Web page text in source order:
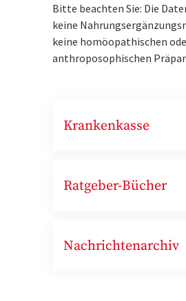
Bitte beachten Sie: Die
keine
keine homöopathischen
anthroposophischen
Krankenkasse
Ratgeber-Bücher
Nachrichtenarchiv